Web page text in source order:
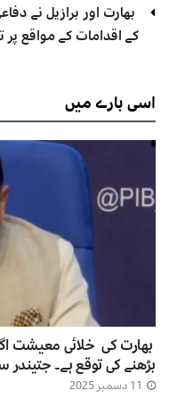
بھارت اور برازیل نے
کے اقدامات کے مواقع پر
اسیبارے میں
بڑھنے کی توقع ہے۔ جتیندر